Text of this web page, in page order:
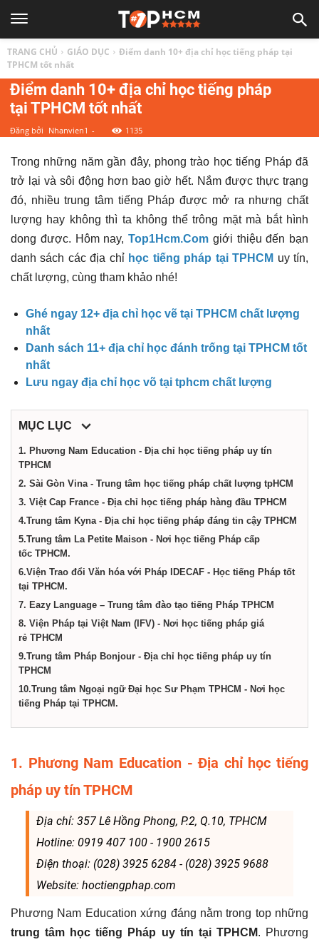
1
HCM
Top
địa
điểm,
dịch
vụ
Thành
phố
Hồ
Chí
Minh
TRANG CHỦ GIÁO DỤC
Điểm danh 10+ địa chỉ học tiếng pháp tại
TPHCM tốt nhất
Điểm danh 10+ địa chỉ học tiếng pháp
tại TPHCM tốt nhất
Đăng bởi Nhanvien1 - 1135
Trong những năm gần đây, phong trào học tiếng Pháp đã
trở lại và sôi động hơn bao giờ hết. Nắm được thực trạng
đó, nhiều trung tâm tiếng Pháp được mở ra nhưng chất
lượng hay không thì ta không thể trông mặt mà bắt hình
dong được. Hôm nay, Top1Hcm.Com giới thiệu đến bạn
danh sách các địa chỉ học tiếng pháp tại TPHCM uy tín,
chất lượng, cùng tham khảo nhé!
Ghé ngay 12+ địa chỉ học vẽ tại TPHCM chất lượng
nhất
Danh sách 11+ địa chỉ học đánh trống tại TPHCM tốt
nhất
Lưu ngay địa chỉ học võ tại tphcm chất lượng
MỤC LỤC
1. Phương Nam Education - Địa chỉ học tiếng pháp uy tín
TPHCM
2. Sài Gòn Vina - Trung tâm học tiếng pháp chất lượng tpHCM
3. Việt Cap France - Địa chỉ học tiếng pháp hàng đầu TPHCM
4.Trung tâm Kyna - Địa chỉ học tiếng pháp đáng tin cậy TPHCM
5.Trung tâm La Petite Maison - Nơi học tiếng Pháp cấp
tốc TPHCM.
6.Viện Trao đổi Văn hóa với Pháp IDECAF - Học tiếng Pháp tốt
tại TPHCM.
7. Eazy Language – Trung tâm đào tạo tiếng Pháp TPHCM
8. Viện Pháp tại Việt Nam (IFV) - Nơi học tiếng pháp giá
rẻ TPHCM
9.Trung tâm Pháp Bonjour - Địa chỉ học tiếng pháp uy tín
TPHCM
10.Trung tâm Ngoại ngữ Đại học Sư Phạm TPHCM - Nơi học
tiếng Pháp tại TPHCM.
1. Phương Nam Education - Địa chỉ học tiếng
pháp uy tín TPHCM
Địa chỉ: 357 Lê Hồng Phong, P.2, Q.10, TPHCM
Hotline: 0919 407 100 - 1900 2615
Điện thoại: (028) 3925 6284 - (028) 3925 9688
Website: hoctiengphap.com
Phương Nam Education xứng đáng nằm trong top những
trung tâm học tiếng Pháp uy tín tại TPHCM. Phương